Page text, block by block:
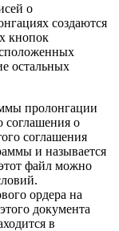
о
создаются
кнопок
остальных
пролонгации
соглашения о
соглашения
и называется
файл можно
ордера на
документа
в